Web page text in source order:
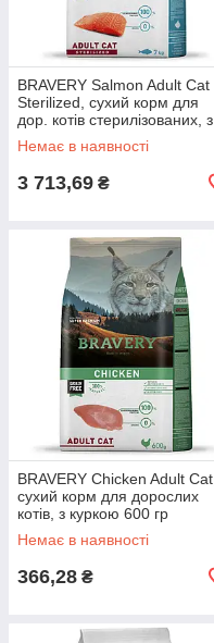
BRAVERY Salmon Adult Cat
Sterilized, сухий корм для
дор. котів стерилізованих, з
лососем 7 kg (305)
Немає в наявності
3 713,69 ₴
BRAVERY Chicken Adult Cat,
сухий корм для дорослих
котів, з куркою 600 гр
Немає в наявності
366,28 ₴